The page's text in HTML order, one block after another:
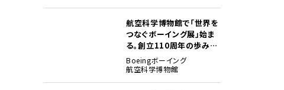
航空科学博物館で「世界を
つなぐボーイング展」始ま
る。創立110周年の歩みを
貴重な資料でたどる
Boeingボーイング
航空科学博物館